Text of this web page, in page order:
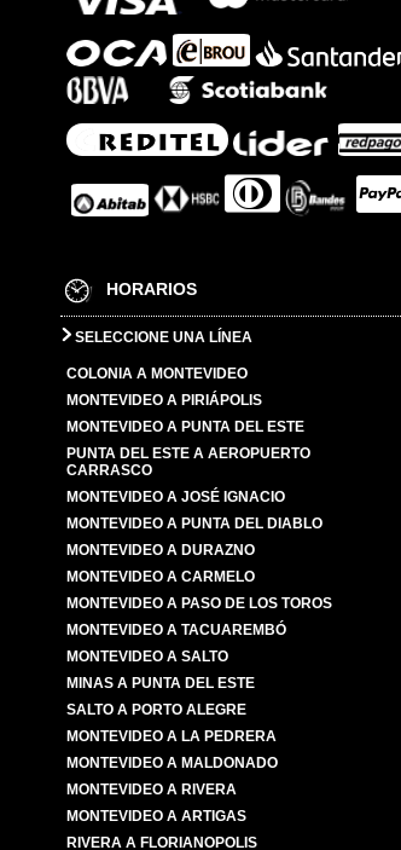
HORARIOS
SELECCIONE UNA LÍNEA
COLONIA A MONTEVIDEO
MONTEVIDEO A PIRIÁPOLIS
MONTEVIDEO A PUNTA DEL ESTE
PUNTA DEL ESTE A AEROPUERTO
CARRASCO
MONTEVIDEO A JOSÉ IGNACIO
MONTEVIDEO A PUNTA DEL DIABLO
MONTEVIDEO A DURAZNO
MONTEVIDEO A CARMELO
MONTEVIDEO A PASO DE LOS TOROS
MONTEVIDEO A TACUAREMBÓ
MONTEVIDEO A SALTO
MINAS A PUNTA DEL ESTE
SALTO A PORTO ALEGRE
MONTEVIDEO A LA PEDRERA
MONTEVIDEO A MALDONADO
MONTEVIDEO A RIVERA
MONTEVIDEO A ARTIGAS
RIVERA A FLORIANOPOLIS